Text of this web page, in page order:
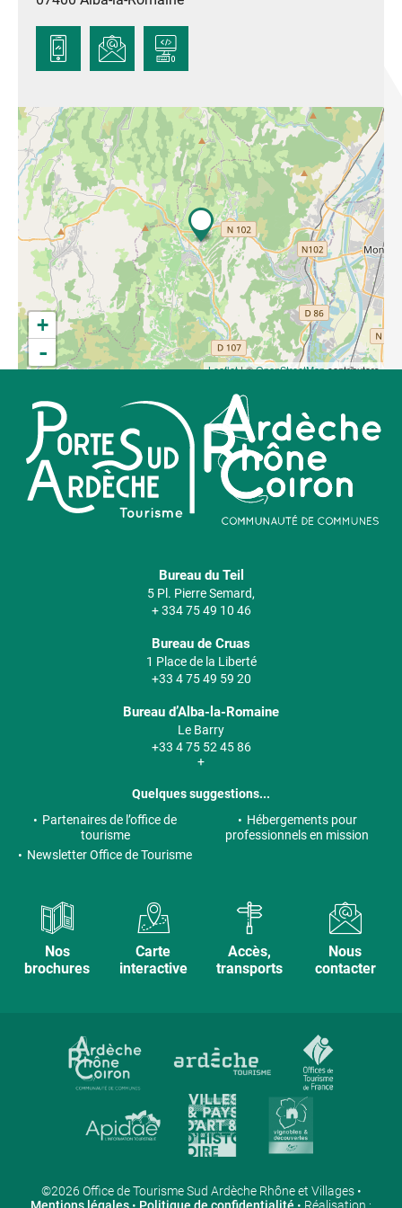
Après une année de travail autour du monde de
l'entreprenariat, une saison d'été et tout en
poursuivant ma vocation première, je suis fière de
vous présenter "Halte Conciergerie".
dans ma vie, le meilleur reste à venir... je l'espère
avec vous.
+
-
Leaflet| ©OpenStreetMapcontributors
Bureau du Teil
5 Pl. Pierre Semard,
+ 334 75 49 10 46
Bureau de Cruas
1 Place de la Liberté
+33 4 75 49 59 20
Bureau d’Alba-la-Romaine
Le Barry
+33 4 75 52 45 86
+
Quelques suggestions...
Partenaires de l’office de
tourisme
Hébergements pour
professionnels en mission
Newsletter Office de Tourisme
Nos
brochures
Carte
interactive
Accès,
transports
Nous
contacter
©2026 Office de Tourisme Sud Ardèche Rhône et Villages •